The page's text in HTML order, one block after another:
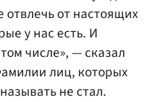
отвлечь от настоящих
у нас есть. И
числе», — сказал
лиц, которых
не стал.